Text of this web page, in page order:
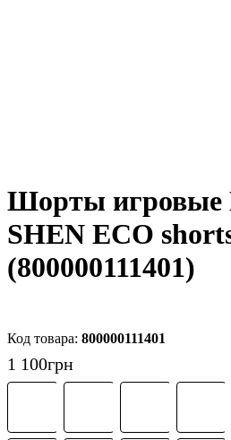
Шорты игровые
SHEN ECO
(800000111401)
800000111401
1 100грн